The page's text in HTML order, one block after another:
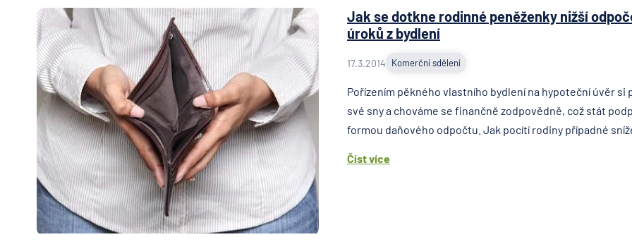
Jak se dotkne rodinné peněženky nižší
úroků z bydlení
17.3.2014 Komerční sdělení
Pořízením pěkného vlastního bydlení na hypoteční úvěr si
své sny a chováme se finančně zodpovědně, což stát
formou daňového odpočtu. Jak pocítí rodiny případné
Číst více